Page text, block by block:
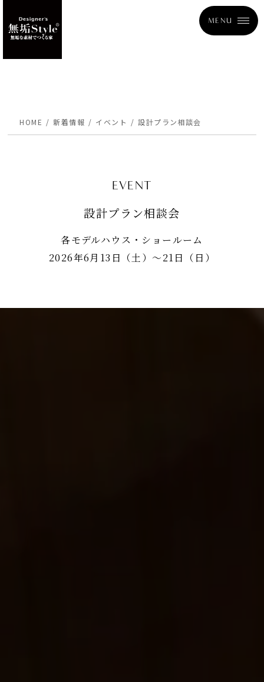
MENU
HOME 新着情報 イベント 設計プラン相談会
EVENT
設計プラン相談会
各モデルハウス・ショールーム
2026年6月13日（土）〜21日（日）